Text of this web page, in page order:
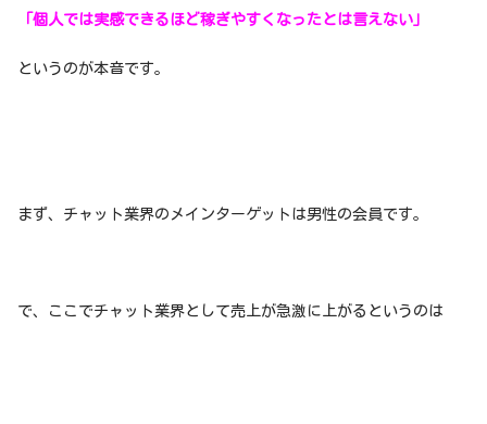
「個人では実感できるほど稼ぎやすくなったとは言えない」
というのが本音です。
まず、チャット業界のメインターゲットは男性の会員です。
で、ここでチャット業界として売上が急激に上がるというのは